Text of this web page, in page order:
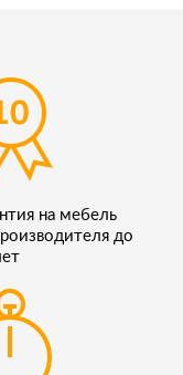
на мебель
до